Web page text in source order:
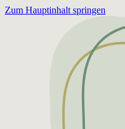
Zum Hauptinhalt springen